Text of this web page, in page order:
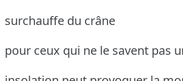
surchauffe du crâne
pour ceux qui ne le savent pas